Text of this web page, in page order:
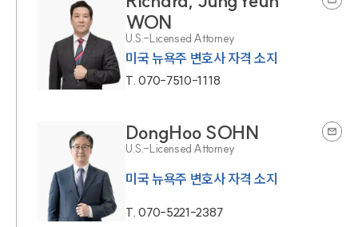
WON
U.S.-Licensed Attorney
미국 뉴욕주 변호사 자격 소지
T.070-7510-1118
DongHoo SOHN
U.S.-Licensed Attorney
미국 뉴욕주 변호사 자격 소지
T.070-5221-2387